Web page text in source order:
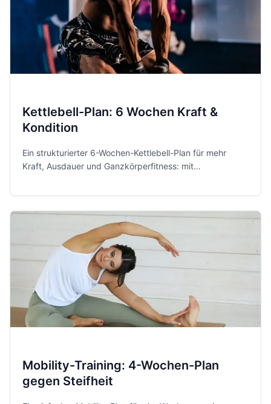
Kettlebell-Plan: 6 Wochen Kraft &
Kondition
Ein strukturierter 6-Wochen-Kettlebell-Plan für mehr
Kraft, Ausdauer und Ganzkörperfitness: mit
Mobility-Training: 4-Wochen-Plan
gegen Steifheit